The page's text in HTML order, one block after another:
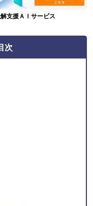
支援ＡＩサービス
次